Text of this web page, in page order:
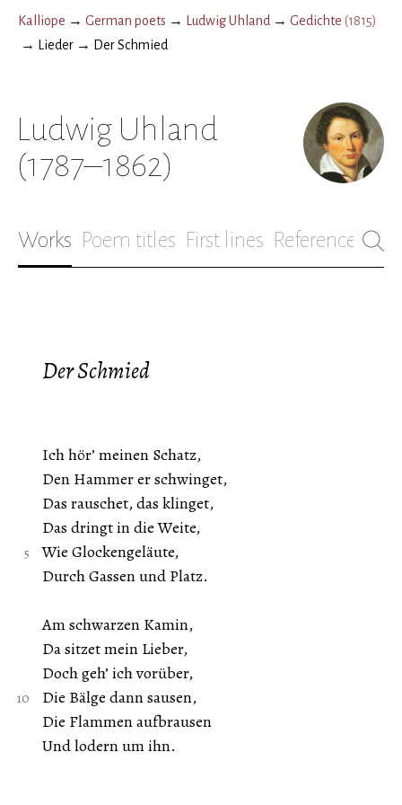
Kalliope → German poets → Ludwig Uhland → Gedichte (1815)
→
Lieder → Der Schmied
Ludwig Uhland
(1787–1862)
Works Poem titles First lines References
Der Schmied
Ich hör’ meinen Schatz,
Den Hammer er schwinget,
Das rauschet, das klinget,
Das dringt in die Weite,
Wie Glockengeläute,
Durch Gassen und Platz.
Am schwarzen Kamin,
Da sitzet mein Lieber,
Doch geh’ ich vorüber,
Die Bälge dann sausen,
Die Flammen aufbrausen
Und lodern um ihn.